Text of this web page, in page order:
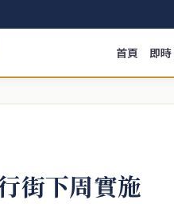
首頁 即時
街下周實施